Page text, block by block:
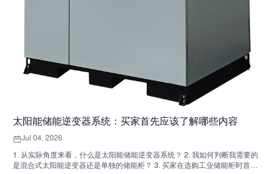
太阳能储能逆变器系统：买家首先应该了解哪些内容
Jul 04, 2026
1. 从实际角度来看，什么是太阳能储能逆变器系统？ 2. 我如何判断我需要的
是混合式太阳能逆变器还是单独的储能柜？ 3. 买家在选购工业储能柜时首先